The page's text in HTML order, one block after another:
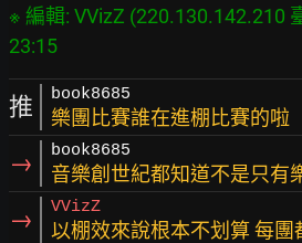
※ 編輯: VVizZ (220.130.142.210
推 book8685
樂團比賽誰在進棚比賽的啦
→ book8685
音樂創世紀都知道不是只有
→ VVizZ
以棚效來說根本不划算 每團